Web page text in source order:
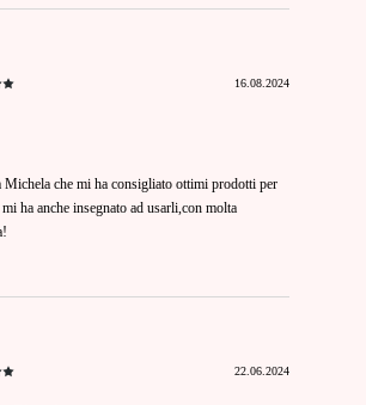
16.08.2024
Michela che mi ha consigliato ottimi prodotti per
ha anche insegnato ad usarli,con molta
22.06.2024